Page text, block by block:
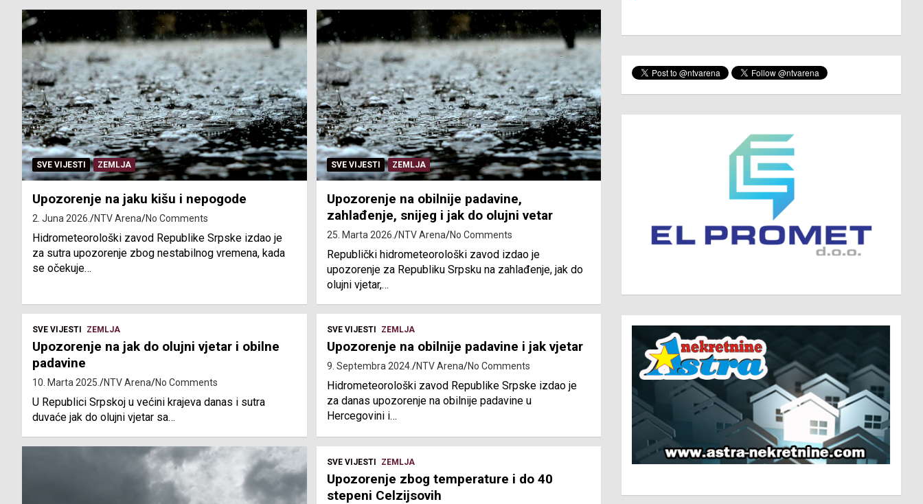
SVE VIJESTI ZEMLJA
Upozorenje na jaku kišu i nepogode
2. Juna 2026. NTV Arena No Comments
Hidrometeorološki zavod Republike Srpske izdao je
za sutra upozorenje zbog nestabilnog vremena, kada
se očekuje…
SVE VIJESTI ZEMLJA
Upozorenje na obilnije padavine,
zahlađenje, snijeg i jak do olujni vetar
25. Marta 2026. NTV Arena No Comments
Republički hidrometeorološki zavod izdao je
upozorenje za Republiku Srpsku na zahlađenje, jak do
olujni vjetar,…
SVE VIJESTI ZEMLJA
Upozorenje na jak do olujni vjetar i obilne
padavine
10. Marta 2025. NTV Arena No Comments
U Republici Srpskoj u većini krajeva danas i sutra
duvaće jak do olujni vjetar sa…
SVE VIJESTI ZEMLJA
Upozorenje na obilnije padavine i jak vjetar
9. Septembra 2024. NTV Arena No Comments
Hidrometeorološki zavod Republike Srpske izdao je
za danas upozorenje na obilnije padavine u
Hercegovini i…
SVE VIJESTI ZEMLJA
Upozorenje zbog temperature i do 40
stepeni Celzijsovih